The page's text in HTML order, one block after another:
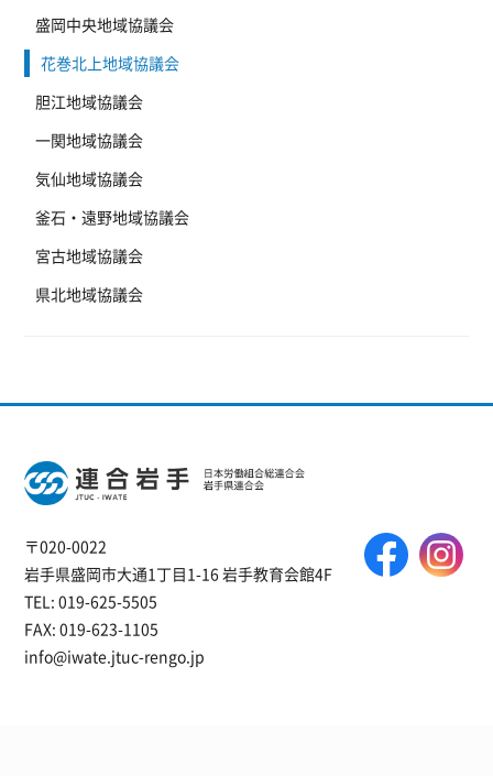
盛岡中央地域協議会
花巻北上地域協議会
胆江地域協議会
一関地域協議会
気仙地域協議会
釜石・遠野地域協議会
宮古地域協議会
県北地域協議会
〒020-0022
岩手県盛岡市大通1丁目1-16 岩手教育会館4F
TEL: 019-625-5505
FAX: 019-623-1105
info@iwate.jtuc-rengo.jp